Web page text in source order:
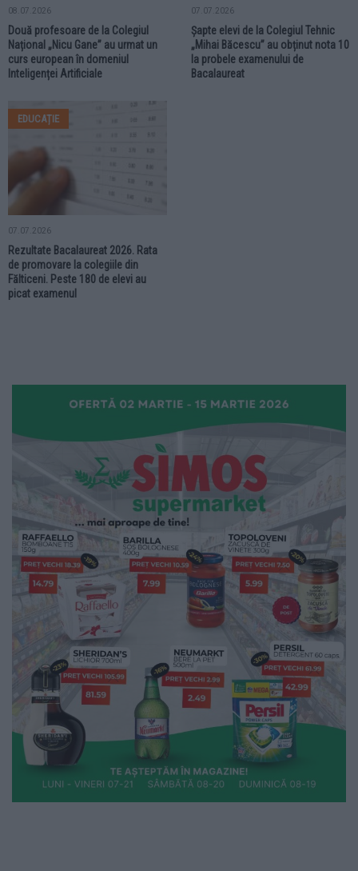
08.07.2026
Două profesoare de la Colegiul
Național „Nicu Gane” au urmat un
curs european în domeniul
Inteligenței Artificiale
07.07.2026
Șapte elevi de la Colegiul Tehnic
„Mihai Băcescu” au obținut nota 10
la probele examenului de
Bacalaureat
EDUCAȚIE
07.07.2026
Rezultate Bacalaureat 2026. Rata
de promovare la colegiile din
Fălticeni. Peste 180 de elevi au
picat examenul